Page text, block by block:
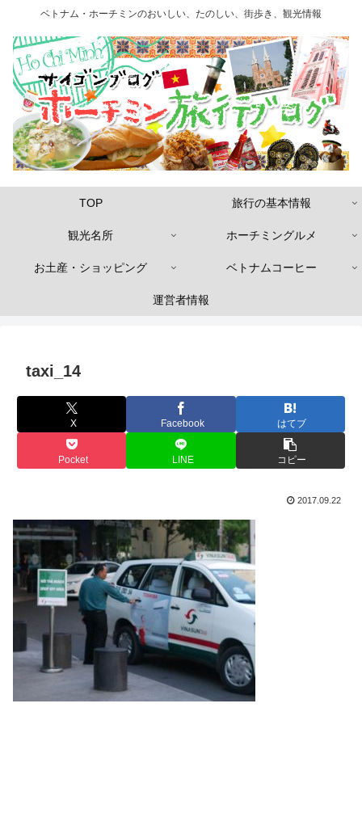
ベトナム・ホーチミンのおいしい、たのしい、街歩き、観光情報
TOP 旅行の基本情報
観光名所 ホーチミングルメ
お土産・ショッピング ベトナムコーヒー
運営者情報
taxi_14
X Facebook はてブ
Pocket LINE コピー
2017.09.22